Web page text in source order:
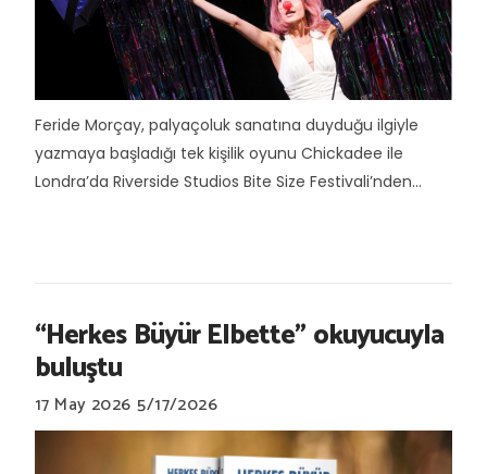
Feride Morçay, palyaçoluk sanatına duyduğu ilgiyle
yazmaya başladığı tek kişilik oyunu Chickadee ile
Londra’da Riverside Studios Bite Size Festivali’nden...
“Herkes Büyür Elbette” okuyucuyla
buluştu
17 May 2026 5/17/2026